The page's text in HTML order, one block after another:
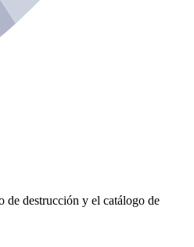
destrucción y el catálogo de